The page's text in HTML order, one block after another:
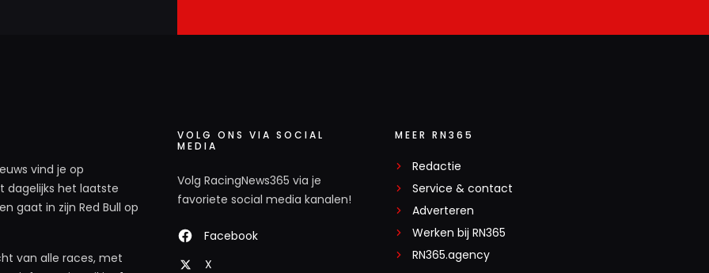
vind je op
dagelijks het laatste
gaat in zijn Red Bull op
van alle races, met
VOLG ONS VIA SOCIAL
MEDIA
Volg RacingNews365 via je
favoriete social media kanalen!
Facebook
X
MEER RN365
Redactie
Service & contact
Adverteren
Werken bij RN365
RN365.agency